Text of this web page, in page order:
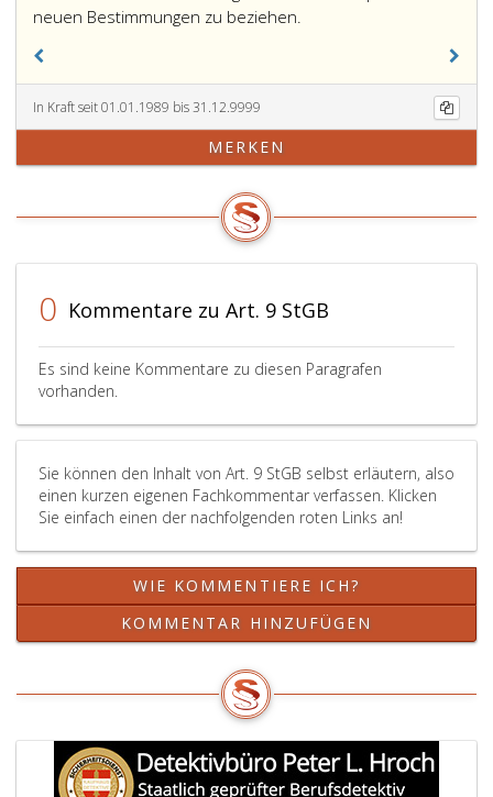
neuen Bestimmungen zu beziehen.
In Kraft seit 01.01.1989 bis 31.12.9999
MERKEN
0 Kommentare zu Art. 9 StGB
Es sind keine Kommentare zu diesen Paragrafen
vorhanden.
Sie können den Inhalt von Art. 9 StGB selbst erläutern, also
einen kurzen eigenen Fachkommentar verfassen. Klicken
Sie einfach einen der nachfolgenden roten Links an!
WIE KOMMENTIERE ICH?
KOMMENTAR HINZUFÜGEN